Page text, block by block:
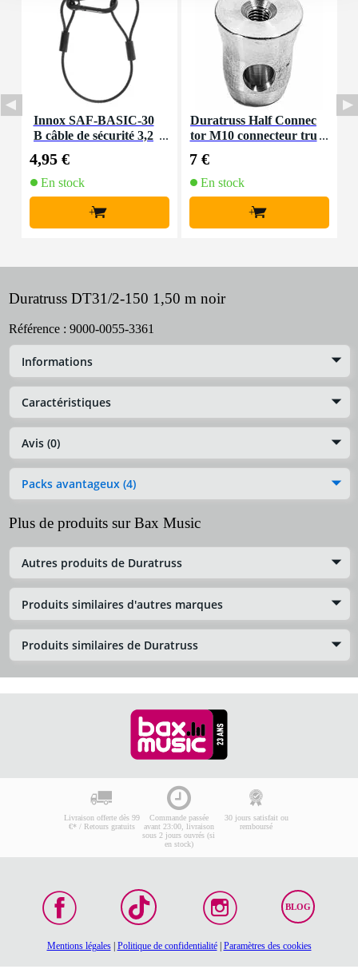
Innox SAF-BASIC-30
B câble de sécurité 3,2
4,95 €
En stock
+
Duratruss Half Connec
tor M10 connecteur tru
7 €
En stock
+
Duratruss DT31/2-150 1,50 m noir
Référence : 9000-0055-3361
Informations
Caractéristiques
Avis (0)
Packs avantageux (4)
Plus de produits sur Bax Music
Autres produits de Duratruss
Produits similaires d'autres marques
Produits similaires de Duratruss
Livraison offerte dès 99
€* / Retours gratuits
Commande passée
avant 23:00, livraison
sous 2 jours ouvrés (si
en stock)
30 jours satisfait ou
remboursé
BLOG
Mentions légales| Politique de confidentialité| Paramètres des cookies